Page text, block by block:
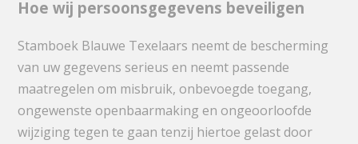
Hoe wij persoonsgegevens beveiligen
Stamboek Blauwe Texelaars neemt de bescherming
van uw gegevens serieus en neemt passende
maatregelen om misbruik, onbevoegde toegang,
ongewenste openbaarmaking en ongeoorloofde
wijziging tegen te gaan tenzij hiertoe gelast door